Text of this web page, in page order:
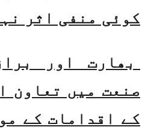
کوئی منفی اثر
بھارت اور
صنعت میں تعاون
کے اقدامات کے